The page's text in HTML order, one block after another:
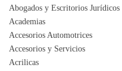
Abogados y Escritorios Jurídicos
Academias
Accesorios Automotrices
Accesorios y Servicios
Acrilicas